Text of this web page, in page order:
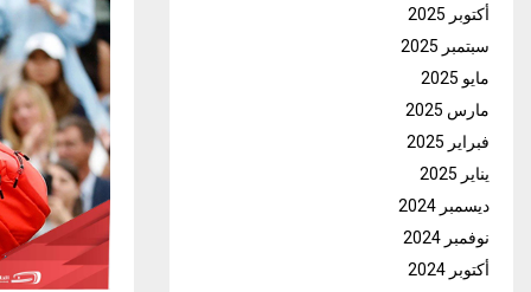
أكتوبر 2025
سبتمبر 2025
مايو 2025
مارس 2025
فبراير 2025
يناير 2025
ديسمبر 2024
نوفمبر 2024
أكتوبر 2024